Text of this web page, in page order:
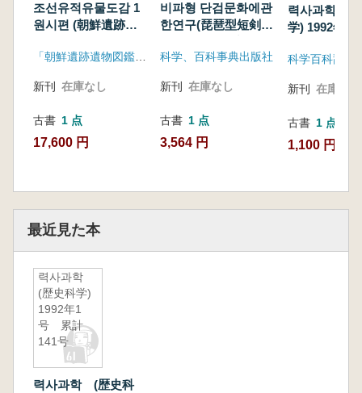
조선유적유물도감 1
원시편 (朝鮮遺跡遺
新刊 在庫なし
古書 1 点
17,600 円
비파형 단검문화에관
한연구(琵琶型短剣文
科学、百科事典出版社
新刊 在庫なし
古書 1 点
3,564 円
력사과학 (
学) 1992年2
新刊 在庫なし
古書 1 点
1,100 円
最近見た本
력사과학
(歴史科学)
1992年1
号 累計
141号
력사과학 (歴史科